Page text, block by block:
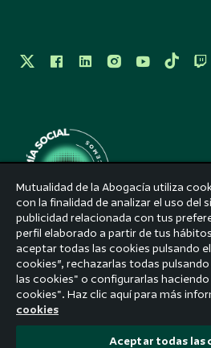
Aviso legal
Accesibilidad
Política de privacidad
Política de cookies
Mutualidad de la Abogacía utiliza
con la finalidad de analizar el uso del
publicidad relacionada con tus
perfil elaborado a partir de tus
aceptar todas las cookies pulsando
cookies”, rechazarlas todas
las cookies" o configurarlas
cookies". Haz clic aquí para más
cookies
Aceptar todas las